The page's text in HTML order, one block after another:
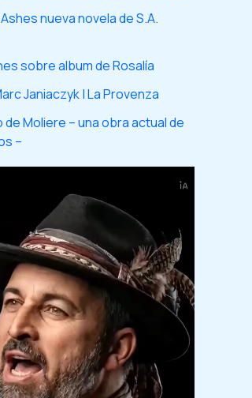
nueva novela de S.A.
sobre album de Rosalía
Janiaczyk | La Provenza
de Moliere – una obra actual de
–